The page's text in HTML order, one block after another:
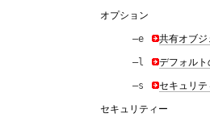
オプション
–e 共有オブ
–l デフォル
–s セキュリテ
セキュリティー